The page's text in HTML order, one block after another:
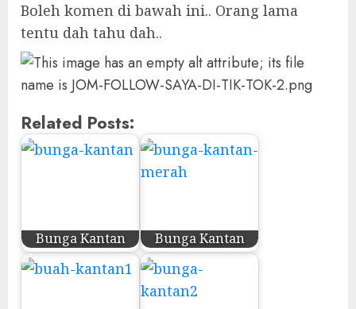
Boleh komen di bawah ini.. Orang lama
tentu dah tahu dah..
Related Posts:
Bunga Kantan Bunga Kantan